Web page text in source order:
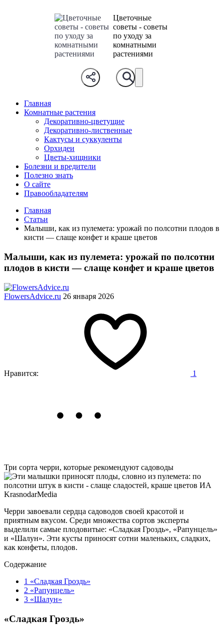
Цветочные
советы - советы
по уходу за
комнатными
растениями
Главная
Комнатные растения
Декоративно-цветущие
Декоративно-лиственные
Кактусы и суккуленты
Орхидеи
Цветы-хищники
Болезни и вредители
Полезно знать
О сайте
Правообладателям
Главная
Статьи
Малыши, как из пулемета: урожай по полсотни плодов в
кисти — слаще конфет и краше цветов
Малыши, как из пулемета: урожай по полсотни
плодов в кисти — слаще конфет и краше цветов
FlowersAdvice.ru 26 января 2026
Нравится: 1
Три сорта черри, которые рекомендуют садоводы
Черри завоевали сердца садоводов своей красотой и
приятным вкусом. Среди множества сортов эксперты
выделили самые плодовитые: «Сладкая Гроздь», «Рапунцель»
и «Шалун». Эти кусты приносят сотни маленьких, сладких,
как конфеты, плодов.
Содержание
1 «Сладкая Гроздь»
2 «Рапунцель»
3 «Шалун»
«Сладкая Гроздь»